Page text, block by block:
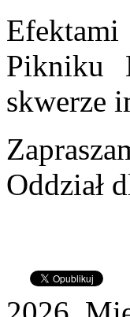
Pikniku
skwerze
Oddział